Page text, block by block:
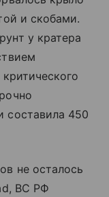
и скобами.
у кратера
составила 450
не осталось
ВС РФ